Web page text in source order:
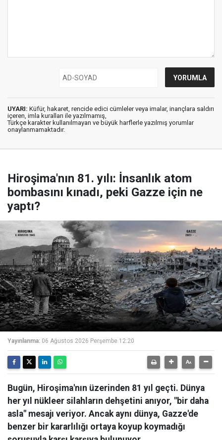
UYARI: Küfür, hakaret, rencide edici cümleler veya imalar, inançlara saldırı
içeren, imla kuralları ile yazılmamış,
Türkçe karakter kullanılmayan ve büyük harflerle yazılmış yorumlar
onaylanmamaktadır.
Hiroşima'nın 81. yılı: İnsanlık atom
bombasını kınadı, peki Gazze için ne
yaptı?
Yayınlanma: 06 Ağustos 2026 Perşembe 12:20
Bugün, Hiroşima'nın üzerinden 81 yıl geçti. Dünya
her yıl nükleer silahların dehşetini anıyor, "bir daha
asla" mesajı veriyor. Ancak aynı dünya, Gazze'de
benzer bir kararlılığı ortaya koyup koymadığı